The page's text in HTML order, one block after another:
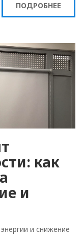
ПОДРОБНЕЕ
как
и
и снижение